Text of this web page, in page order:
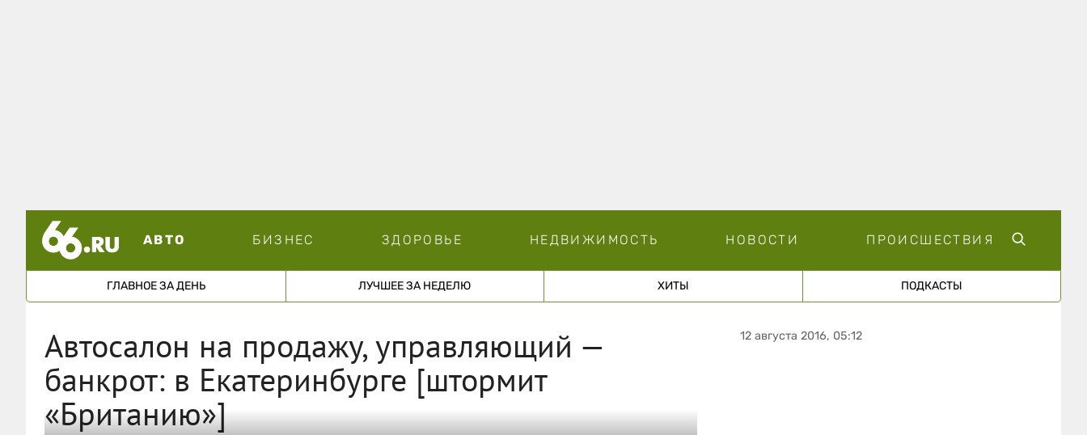
АВТО БИЗНЕС ЗДОРОВЬЕ НЕДВИЖИМОСТЬ НОВОСТИ ПРОИСШЕСТВИЯ
ГЛАВНОЕ ЗА ДЕНЬ ЛУЧШЕЕ ЗА НЕДЕЛЮ ХИТЫ ПОДКАСТЫ
Автосалон на продажу, управляющий —
банкрот: в Екатеринбурге [штормит
«Британию»]
12 августа 2016, 05:12